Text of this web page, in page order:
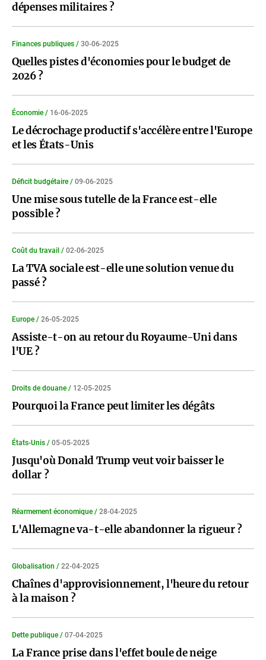
dépenses militaires ?
Finances publiques / 30-06-2025
Quelles pistes d'économies pour le budget de
2026 ?
Économie / 16-06-2025
Le décrochage productif s'accélère entre l'Europe
et les États-Unis
Déficit budgétaire / 09-06-2025
Une mise sous tutelle de la France est-elle
possible ?
Coût du travail / 02-06-2025
La TVA sociale est-elle une solution venue du
passé ?
Europe / 26-05-2025
Assiste-t-on au retour du Royaume-Uni dans
l'UE ?
Droits de douane / 12-05-2025
Pourquoi la France peut limiter les dégâts
États-Unis / 05-05-2025
Jusqu'où Donald Trump veut voir baisser le
dollar ?
Réarmement économique / 28-04-2025
L'Allemagne va-t-elle abandonner la rigueur ?
Globalisation / 22-04-2025
Chaînes d'approvisionnement, l'heure du retour
à la maison ?
Dette publique / 07-04-2025
La France prise dans l'effet boule de neige